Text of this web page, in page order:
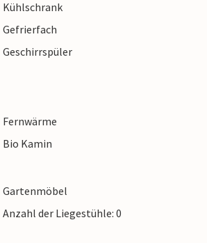
Kühlschrank
Gefrierfach
Geschirrspüler
Fernwärme
Bio Kamin
Gartenmöbel
Anzahl der Liegestühle: 0